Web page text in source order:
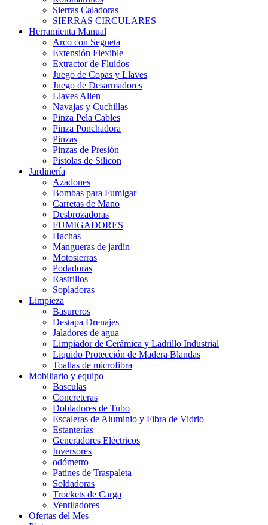
Sierras Caladoras
SIERRAS CIRCULARES
Herramienta Manual
Arco con Segueta
Extensión Flexible
Extractor de Fluidos
Juego de Copas y Llaves
Juego de Desarmadores
Llaves Allen
Navajas y Cuchillas
Pinza Pela Cables
Pinza Ponchadora
Pinzas
Pinzas de Presión
Pistolas de Silicon
Jardinería
Azadones
Bombas para Fumigar
Carretas de Mano
Desbrozadoras
FUMIGADORES
Hachas
Mangueras de jardín
Motosierras
Podadoras
Rastrillos
Sopladoras
Limpieza
Basureros
Destapa Drenajes
Jaladores de agua
Limpiador de Cerámica y Ladrillo Industrial
Liquido Protección de Madera Blandas
Toallas de microfibra
Mobiliario y equipo
Basculas
Concreteras
Dobladores de Tubo
Escaleras de Aluminio y Fibra de Vidrio
Estanterías
Generadores Eléctricos
Inversores
odómetro
Patines de Traspaleta
Soldadoras
Trockets de Carga
Ventiladores
Ofertas del Mes